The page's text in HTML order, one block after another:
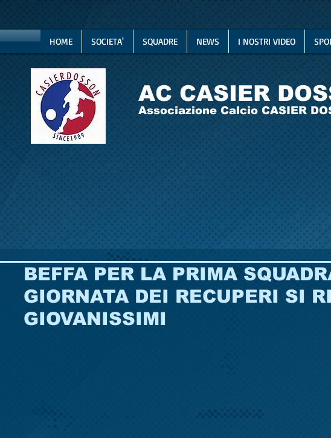
HOME SOCIETA' SQUADRE NEWS I NOSTRI VIDEO
AC CASIER
Associazione Calcio CASIER
BEFFA PER LA PRIMA
GIORNATA DEI RECUPERI SI
GIOVANISSIMI